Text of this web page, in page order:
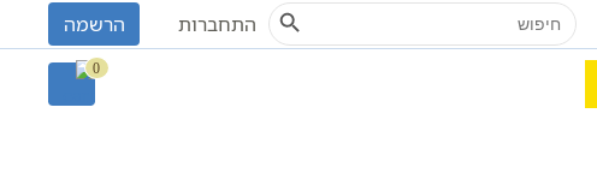
Search
for: התחברות הרשמה
0